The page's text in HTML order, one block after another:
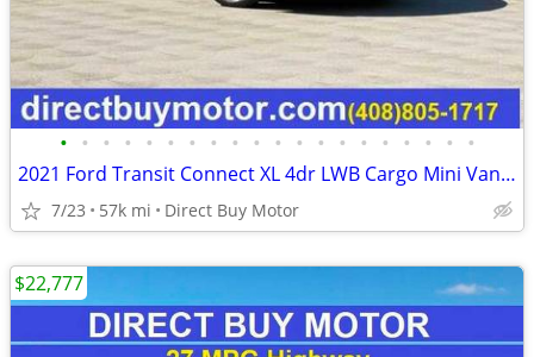
• • • • • • • • • • • • • • • • • • • •
2021 Ford Transit Connect XL 4dr LWB Cargo Mini Van w/Rear Doors Carg
7/23 57k mi Direct Buy Motor
$22,777